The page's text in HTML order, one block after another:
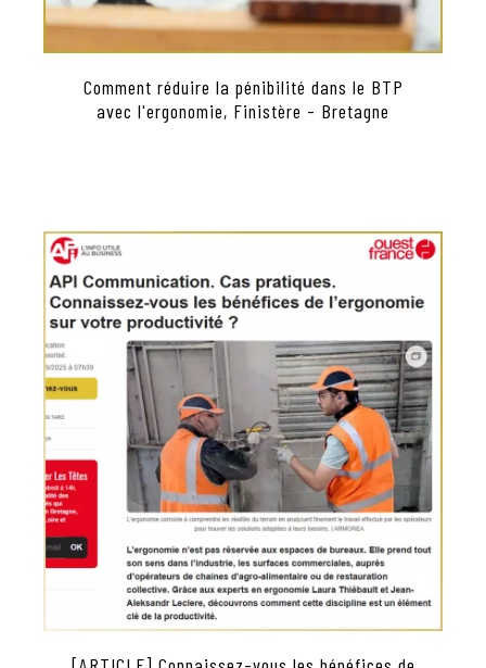
Comment réduire la pénibilité dans le BTP
avec l'ergonomie, Finistère - Bretagne